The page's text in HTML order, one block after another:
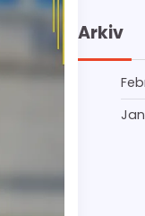
Arkiv